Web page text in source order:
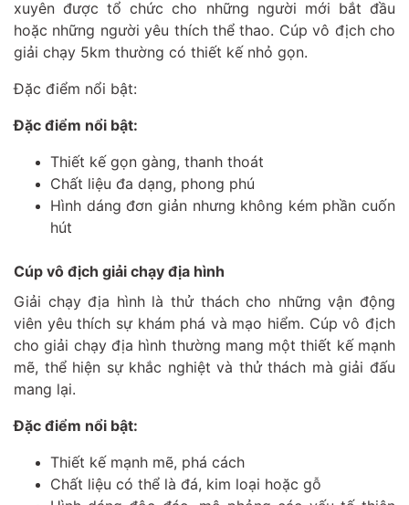
xuyên được tổ chức cho những người mới bắt đầu
hoặc những người yêu thích thể thao. Cúp vô địch cho
giải chạy 5km thường có thiết kế nhỏ gọn.
Đặc điểm nổi bật:
Đặc điểm nổi bật:
Thiết kế gọn gàng, thanh thoát
Chất liệu đa dạng, phong phú
Hình dáng đơn giản nhưng không kém phần cuốn
hút
Cúp vô địch giải chạy địa hình
Giải chạy địa hình là thử thách cho những vận động
viên yêu thích sự khám phá và mạo hiểm. Cúp vô địch
cho giải chạy địa hình thường mang một thiết kế mạnh
mẽ, thể hiện sự khắc nghiệt và thử thách mà giải đấu
mang lại.
Đặc điểm nổi bật:
Thiết kế mạnh mẽ, phá cách
Chất liệu có thể là đá, kim loại hoặc gỗ